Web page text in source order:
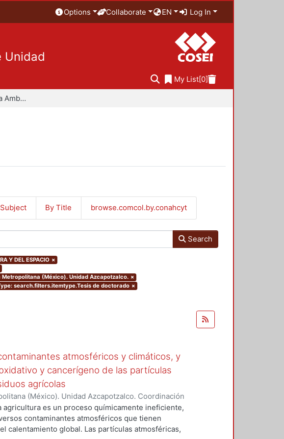
Options Collaborate EN Log In
Unidad
My List[0]
Ciencias e Ingeniería Ambientales
By Title browse.comcol.by.conahcyt
Search
Y DEL ESPACIO ×
(México). Unidad Azcapotzalco. ×
search.filters.itemtype.Tesis de doctorado ×
atmosféricos y climáticos, y
y cancerígeno de las partículas
agrícolas
(México). Unidad Azcapotzalco. Coordinación
)SANTIAGO DE LA ROSA, NAXIELI
agricultura es un proceso químicamente ineficiente,
contaminantes atmosféricos que tienen
calentamiento global. Las partículas atmosféricas,